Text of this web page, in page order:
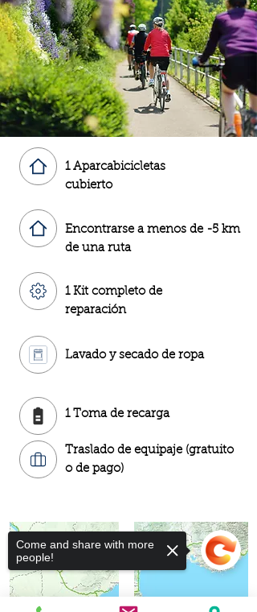
1 Aparcabicicletas
cubierto
Encontrarse a menos de -5 km
de una ruta
1 Kit completo de
reparación
Lavado y secado de ropa
1 Toma de recarga
Traslado de equipaje (gratuito
o de pago)
Come and share with more
people!